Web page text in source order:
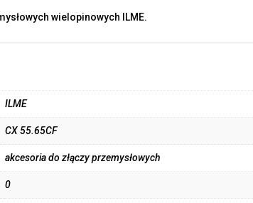
wielopinowych ILME.
ILME
CX 55.65CF
akcesoria do złączy przemysłowych
0